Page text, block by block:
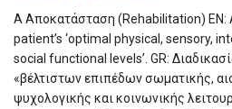
Α Αποκατάσταση (Rehabilitation) EN:
patient’s ‘optimal physical, sensory,
social functional levels’. GR:
«βέλτιστων επιπέδων σωματικής,
ψυχολογικής και κοινωνικής